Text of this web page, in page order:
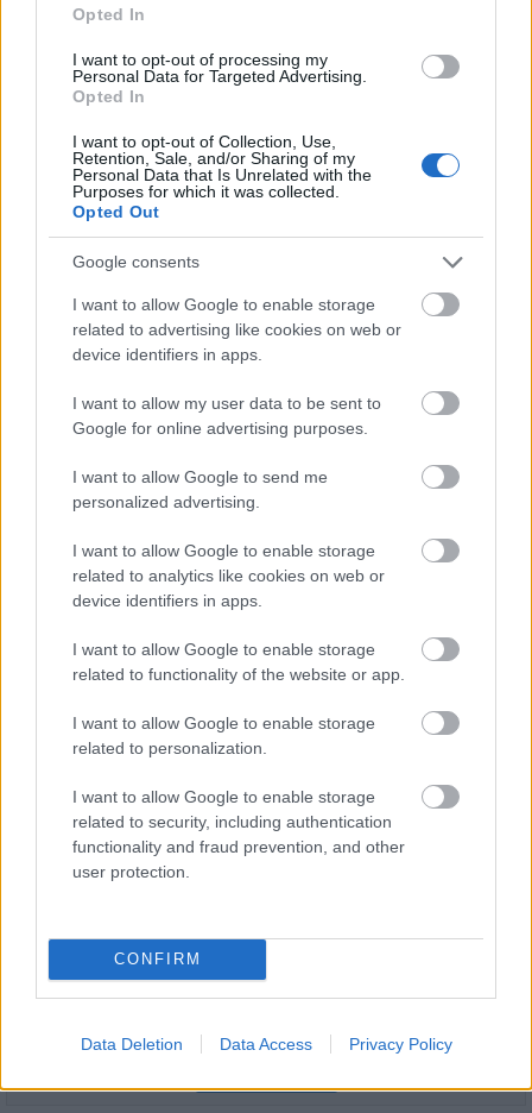
Opted In
I want to opt-out of processing my
Personal Data for Targeted Advertising.
Opted In
I want to opt-out of Collection, Use,
Retention, Sale, and/or Sharing of my
Personal Data that Is Unrelated with the
Purposes for which it was collected.
Opted Out
Google consents
I want to allow Google to enable storage
related to advertising like cookies on web or
device identifiers in apps.
I want to allow my user data to be sent to
Google for online advertising purposes.
I want to allow Google to send me
personalized advertising.
I want to allow Google to enable storage
related to analytics like cookies on web or
device identifiers in apps.
I want to allow Google to enable storage
related to functionality of the website or app.
I want to allow Google to enable storage
related to personalization.
I want to allow Google to enable storage
related to security, including authentication
functionality and fraud prevention, and other
user protection.
CONFIRM
Data Deletion Data Access Privacy Policy
Város-Teampannon Kereskedelmi és Szolgáltató Kft.
Újragondolják Lipótváros rejtett, zöld parkját
Indulhat a Honvéd tér megújításának tervezése, ahol a
klímatudatos gondolkodás és a helyi identitás erősítése kerül a
középpontba.
Történelmi táj, amelynek minden köve
M1 bővítés: már zajlik a teljesen új
Bicske Kelet csomópont építése
csomópont épül Angyalföldön
Másfélszeresére bővítik
Hódmezővásárhely jó hírű református
Feliratkozom a hírlevélre és elfogadom azadatvédelmi